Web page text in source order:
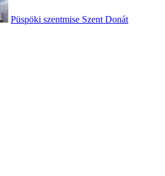
Püspöki szentmise Szent Donát